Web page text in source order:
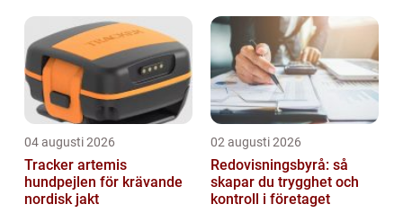
04 augusti 2026
Tracker artemis
hundpejlen för krävande
nordisk jakt
02 augusti 2026
Redovisningsbyrå: så
skapar du trygghet och
kontroll i företaget